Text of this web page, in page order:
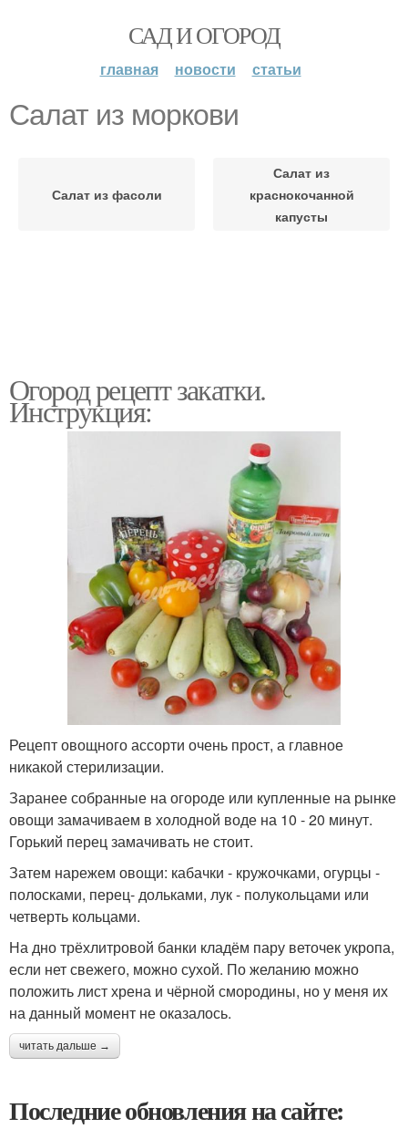
САД И ОГОРОД
главная новости статьи
Салат из моркови
Салат из фасоли
Салат из
краснокочанной
капусты
Огород рецепт закатки.
Инструкция:
Рецепт овощного ассорти очень прост, а главное
никакой стерилизации.
Заранее собранные на огороде или купленные на рынке
овощи замачиваем в холодной воде на 10 - 20 минут.
Горький перец замачивать не стоит.
Затем нарежем овощи: кабачки - кружочками, огурцы -
полосками, перец- дольками, лук - полукольцами или
четверть кольцами.
На дно трёхлитровой банки кладём пару веточек укропа,
если нет свежего, можно сухой. По желанию можно
положить лист хрена и чёрной смородины, но у меня их
на данный момент не оказалось.
читать дальше →
Последние обновления на сайте: